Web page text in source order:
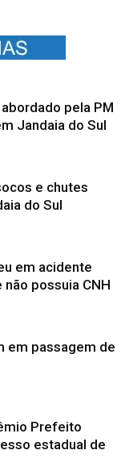
pela PM
Jandaia do Sul
e chutes
do Sul
em acidente
possuia CNH
em passagem de
Prefeito
estadual de